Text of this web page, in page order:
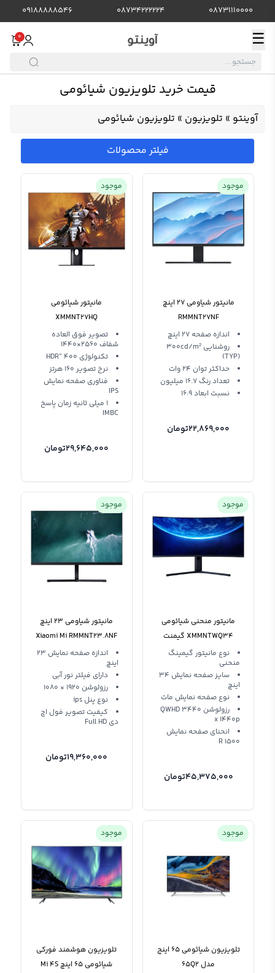
08731110000
08734222224
09188888546
☰
0
قیمت خرید تلویزیون شیائومی
آوینتو » تلویزیون » تلویزیون شیائومی
فیلتر محصولات
موجود
مانیتور شیاومی 27 اینچ
RMMNT27NF
اندازه صفحه 27 اینچ
روشنایی 300cd/m²
(TYP)
حداکثر توان 24 وات
تعداد رنگ 16.7 میلیون
نسبت ابعاد 16:9
22,869,000تومان
موجود
مانیتور شیائومی
XMMNT27HQ
تصویر فوق العاده
شفاف 2560×1440
تکنولوژی HDR” 400
نرخ تصویر 160 هرتز
فناوری صفحه نمایش
IPS
1 میلی ثانیه زمان پاسخ
IMBC
29,645,000تومان
موجود
مانیتور منحنی شیائومی
XMMNTWQ34 گیمنت
گلوبال
نوع مانیتور گیمینگ
منحنی
سایز صفحه نمایش 34
اینچ
نوع صفحه نمایش مات
رزولوشن QWHD 3440
x 1440p
انحنای صفحه نمایش
1500 R
45,375,000تومان
موجود
مانیتور شیاومی 23 اینچ
Xiaomi Mi RMMNT23.8NF
اندازه صفحه نمایش 23
اینچ
دارای فیلتر نور آبی
رزولوشن 1920 × 1080
نوع پنل ips
کیفیت تصویر فول اچ
دی Full HD
19,360,000تومان
موجود
تلویزیون شیائومی 65 اینج
مدل 65Q2
موجود
تلویزیون هوشمند فورکی
شیائومی 65 اینچ Mi 4S